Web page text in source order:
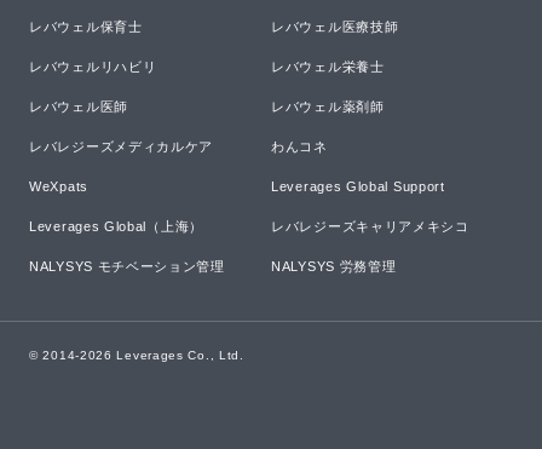
レバウェル保育士 レバウェル医療技師
レバウェルリハビリ レバウェル栄養士
レバウェル医師 レバウェル薬剤師
レバレジーズメディカルケア わんコネ
WeXpats Leverages Global Support
Leverages Global（上海） レバレジーズキャリアメキシコ
NALYSYS モチベーション管理 NALYSYS 労務管理
© 2014-2026 Leverages Co., Ltd.